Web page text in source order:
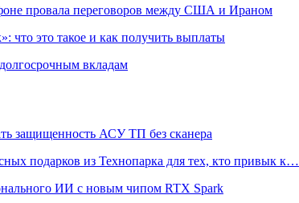
провала переговоров между США и Ираном
что это такое и как получить выплаты
вкладам
защищенность АСУ ТП без сканера
подарков из Технопарка для тех, кто привык к…
ИИ с новым чипом RTX Spark